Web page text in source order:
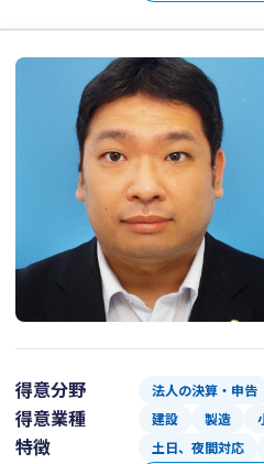
得意分野 法人の決算・申告
得意業種 建設 製造
特徴 土日、夜間対応